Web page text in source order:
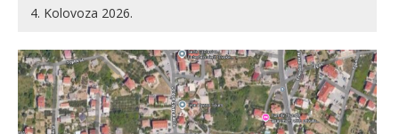
4. Kolovoza 2026.